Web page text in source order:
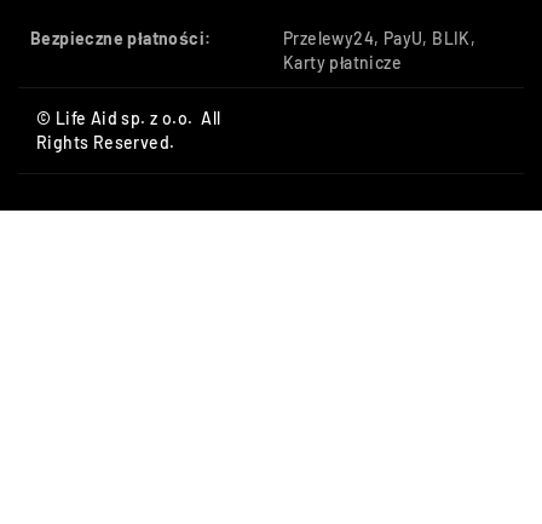
Bezpieczne płatności:
Przelewy24, PayU, BLIK,
Karty płatnicze
© Life Aid sp. z o.o. All
Rights Reserved.